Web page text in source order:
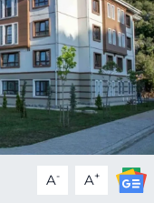
A- A+